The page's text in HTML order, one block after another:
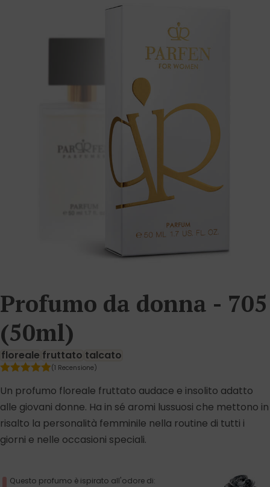
Profumo da donna - 705
(50ml)
floreale fruttato talcato
(1 Recensione)
Un profumo floreale fruttato audace e insolito adatto
alle giovani donne. Ha in sé aromi lussuosi che mettono in
risalto la personalità femminile nella routine di tutti i
giorni e nelle occasioni speciali.
Questo profumo è ispirato all'odore di: